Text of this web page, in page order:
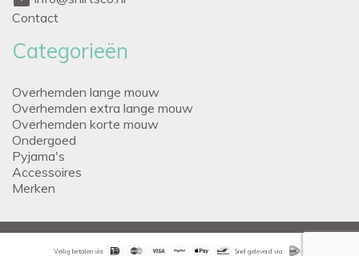
Contact
Categorieën
Overhemden lange mouw
Overhemden extra lange mouw
Overhemden korte mouw
Ondergoed
Pyjama's
Accessoires
Merken
Veilig betalen via Snel geleverd via